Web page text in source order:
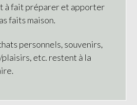
à fait préparer et apporter
faits maison.
personnels, souvenirs,
etc. restent à la